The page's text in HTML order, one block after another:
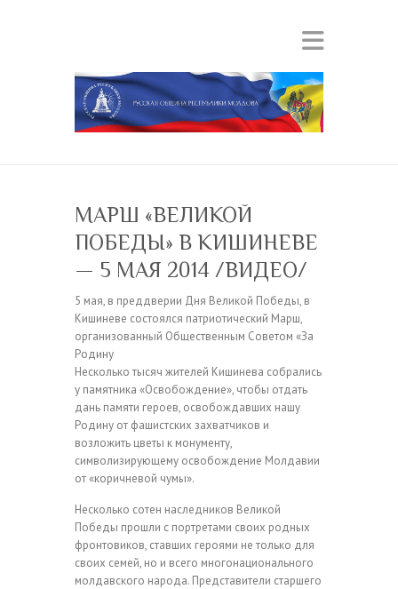
МАРШ «ВЕЛИКОЙ
ПОБЕДЫ» В КИШИНЕВЕ
— 5 МАЯ 2014 /ВИДЕО/
5 мая, в преддверии Дня Великой Победы, в
Кишиневе состоялся патриотический Марш,
организованный Общественным Советом «За
Родину
Несколько тысяч жителей Кишинева собрались
у памятника «Освобождение», чтобы отдать
дань памяти героев, освобождавших нашу
Родину от фашистских захватчиков и
возложить цветы к монументу,
символизирующему освобождение Молдавии
от «коричневой чумы».
Несколько сотен наследников Великой
Победы прошли с портретами своих родных
фронтовиков, ставших героями не только для
своих семей, но и всего многонационального
молдавского народа. Представители старшего